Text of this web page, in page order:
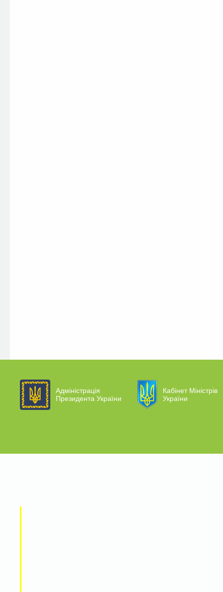
Адміністрація
Президента України
Кабінет Міністрів
України